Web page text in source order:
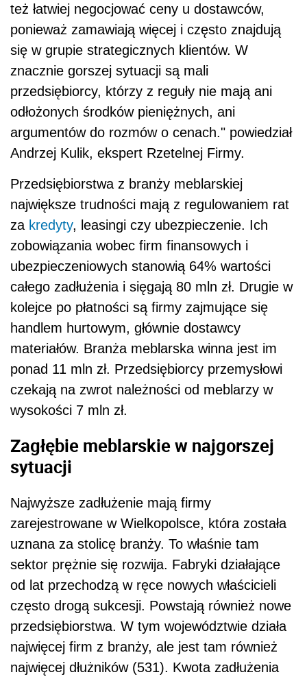
też łatwiej negocjować ceny u dostawców,
ponieważ zamawiają więcej i często znajdują
się w grupie strategicznych klientów. W
znacznie gorszej sytuacji są mali
przedsiębiorcy, którzy z reguły nie mają ani
odłożonych środków pieniężnych, ani
argumentów do rozmów o cenach." powiedział
Andrzej Kulik, ekspert Rzetelnej Firmy.
Przedsiębiorstwa z branży meblarskiej
największe trudności mają z regulowaniem rat
za kredyty, leasingi czy ubezpieczenie. Ich
zobowiązania wobec firm finansowych i
ubezpieczeniowych stanowią 64% wartości
całego zadłużenia i sięgają 80 mln zł. Drugie w
kolejce po płatności są firmy zajmujące się
handlem hurtowym, głównie dostawcy
materiałów. Branża meblarska winna jest im
ponad 11 mln zł. Przedsiębiorcy przemysłowi
czekają na zwrot należności od meblarzy w
wysokości 7 mln zł.
Zagłębie meblarskie w najgorszej
sytuacji
Najwyższe zadłużenie mają firmy
zarejestrowane w Wielkopolsce, która została
uznana za stolicę branży. To właśnie tam
sektor prężnie się rozwija. Fabryki działające
od lat przechodzą w ręce nowych właścicieli
często drogą sukcesji. Powstają również nowe
przedsiębiorstwa. W tym województwie działa
najwięcej firm z branży, ale jest tam również
najwięcej dłużników (531). Kwota zadłużenia